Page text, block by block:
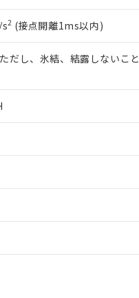
s2 (接点開離1ms以内)
だし、氷結、結露しないこ
す。